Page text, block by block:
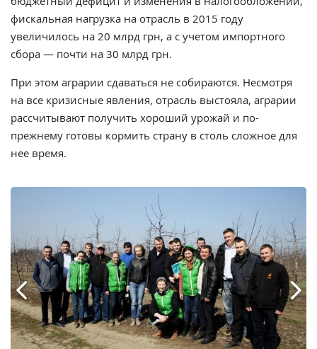
фискальная нагрузка на отрасль в 2015 году
увеличилось на 20 млрд грн, а с учетом импортного
сбора — почти на 30 млрд грн.
При этом аграрии сдаваться не собираются. Несмотря
на все кризисные явления, отрасль выстояла, аграрии
рассчитывают получить хороший урожай и по-
прежнему готовы кормить страну в столь сложное для
нее время.